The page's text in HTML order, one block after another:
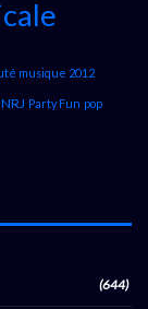
musique 2012
NRJ Party Fun pop
(644)